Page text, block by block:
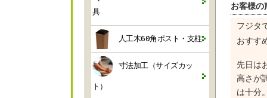
お客様の
フジタ
おすす
先日は
高さが
は十分
具
人工木60角ポスト・支柱
寸法加工（サイズカッ
ト）